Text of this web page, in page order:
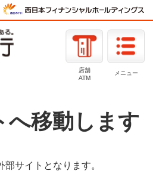
店舗
ATM
メニュー
へ移動します
部サイトとなります。